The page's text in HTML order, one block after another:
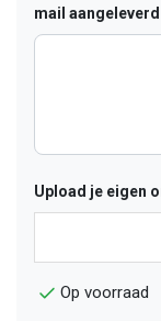
mail
Upload je eigen
Op voorraad